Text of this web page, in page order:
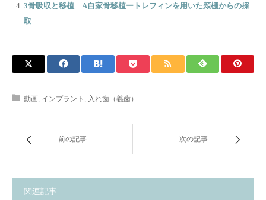
3骨吸収と移植 A自家骨移植ートレフィンを用いた頬棚からの採
取
動画 インプラント 入れ歯（義歯）
前の記事 次の記事
関連記事